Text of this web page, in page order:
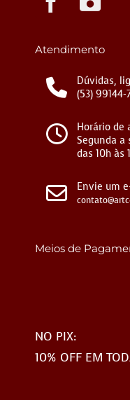
Atendimento
Dúvidas,
(53) 99144-
Horário de
Segunda a
das 10h às
Envie um
Meios de
NO PIX:
10% OFF EM